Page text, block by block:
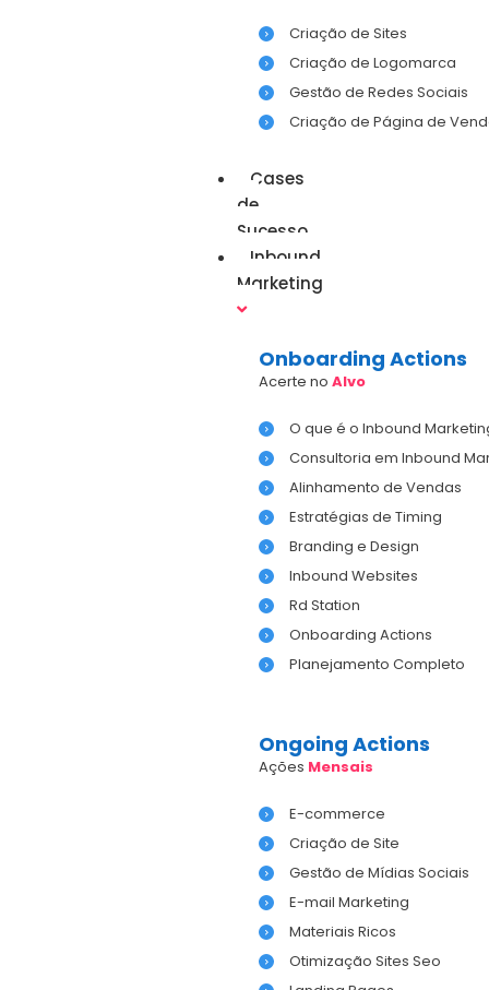
Criação de Sites
Criação de Logomarca
Gestão de Redes Sociais
Criação de Página de
Cases
de
Sucesso
Inbound
Marketing
Onboarding Actions
Acerte noAlvo
O que é o Inbound
Consultoria em Inbound
Alinhamento de Vendas
Estratégias de Timing
Branding e Design
Inbound Websites
Rd Station
Onboarding Actions
Planejamento Completo
Ongoing Actions
Ações Mensais
E-commerce
Criação de Site
Gestão de Mídias Sociais
E-mail Marketing
Materiais Ricos
Otimização Sites Seo